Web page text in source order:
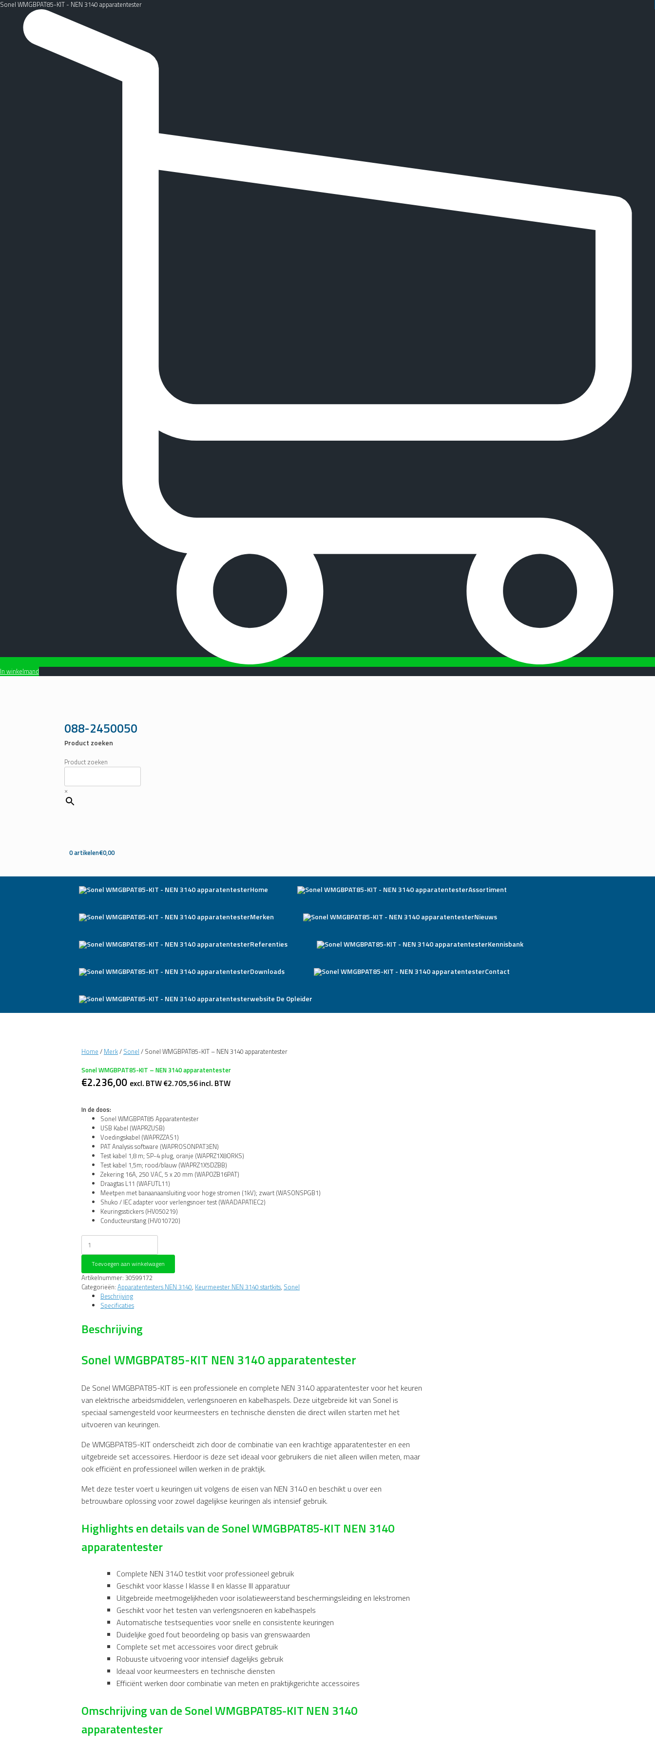
Sonel WMGBPAT85-KIT - NEN 3140 apparatentester
In winkelmand
088-2450050
Product zoeken
Product zoeken
×
0 artikelen€0,00
Home Assortiment
Merken Nieuws
Referenties Kennisbank
Downloads Contact
website De Opleider
Home / Merk/ Sonel / Sonel WMGBPAT85-KIT – NEN 3140 apparatentester
Sonel WMGBPAT85-KIT – NEN 3140 apparatentester
€2.236,00 excl. BTW€2.705,56incl. BTW
In de doos:
Sonel WMGBPAT85 Apparatentester
USB Kabel (WAPRZUSB)
Voedingskabel (WAPRZZAS1)
PAT Analysis software (WAPROSONPAT3EN)
Test kabel 1,8 m; SP-4 plug, oranje (WAPRZ1X8ORKS)
Test kabel 1,5m; rood/blauw (WAPRZ1X5DZBB)
Zekering 16A, 250 VAC, 5 x 20 mm (WAPOZB16PAT)
Draagtas L11 (WAFUTL11)
Meetpen met banaanaansluiting voor hoge stromen (1kV); zwart (WASONSPGB1)
Shuko / IEC adapter voor verlengsnoer test (WAADAPATIEC2)
Keuringsstickers (HV050219)
Conducteurstang (HV010720)
Sonel
WMGBPAT85-
KIT
NEN
3140
apparatentester
aantal
Toevoegen aan winkelwagen
Artikelnummer: 30599172
Categorieën: Apparatentesters NEN 3140, Keurmeester NEN 3140 startkits, Sonel
Beschrijving
Specificaties
Beschrijving
Sonel WMGBPAT85-KIT NEN 3140 apparatentester
De Sonel WMGBPAT85-KIT is een professionele en complete NEN 3140 apparatentester voor het keuren
van elektrische arbeidsmiddelen, verlengsnoeren en kabelhaspels. Deze uitgebreide kit van Sonel is
speciaal samengesteld voor keurmeesters en technische diensten die direct willen starten met het
uitvoeren van keuringen.
De WMGBPAT85-KIT onderscheidt zich door de combinatie van een krachtige apparatentester en een
uitgebreide set accessoires. Hierdoor is deze set ideaal voor gebruikers die niet alleen willen meten, maar
ook efficiënt en professioneel willen werken in de praktijk.
Met deze tester voert u keuringen uit volgens de eisen van NEN 3140 en beschikt u over een
betrouwbare oplossing voor zowel dagelijkse keuringen als intensief gebruik.
Highlights en details van de Sonel WMGBPAT85-KIT NEN 3140
apparatentester
Complete NEN 3140 testkit voor professioneel gebruik
Geschikt voor klasse I klasse II en klasse III apparatuur
Uitgebreide meetmogelijkheden voor isolatieweerstand beschermingsleiding en lekstromen
Geschikt voor het testen van verlengsnoeren en kabelhaspels
Automatische testsequenties voor snelle en consistente keuringen
Duidelijke goed fout beoordeling op basis van grenswaarden
Complete set met accessoires voor direct gebruik
Robuuste uitvoering voor intensief dagelijks gebruik
Ideaal voor keurmeesters en technische diensten
Efficiënt werken door combinatie van meten en praktijkgerichte accessoires
Omschrijving van de Sonel WMGBPAT85-KIT NEN 3140
apparatentester